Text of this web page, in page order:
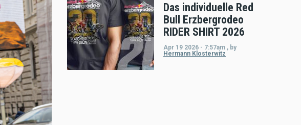
Das individuelle Red
Bull Erzbergrodeo
RIDER SHIRT 2026
Apr 19 2026 - 7:57am , by
Hermann Klosterwitz